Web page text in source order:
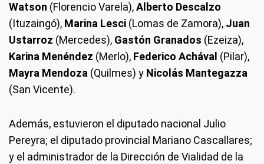
Watson (Florencio Varela),Alberto Descalzo
(Ituzaingó), Marina Lesci (Lomas de Zamora), Juan
Ustarroz (Mercedes), Gastón Granados (Ezeiza),
Karina Menéndez (Merlo), Federico Achával (Pilar),
Mayra Mendoza (Quilmes) y Nicolás Mantegazza
(San Vicente).
Además, estuvieron el diputado nacional Julio
Pereyra; el diputado provincial Mariano Cascallares;
y el administrador de la Dirección de Vialidad de la